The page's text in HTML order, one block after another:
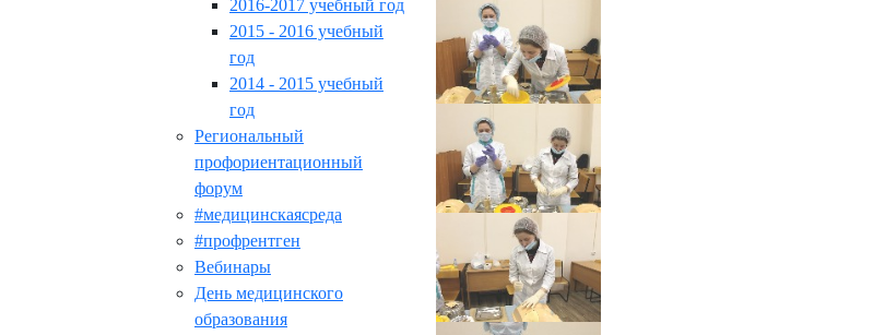
2016-2017 учебный год
2015 - 2016 учебный
год
2014 - 2015 учебный
год
Региональный
профориентационный
форум
#медицинскаясреда
#профрентген
Вебинары
День медицинского
образования